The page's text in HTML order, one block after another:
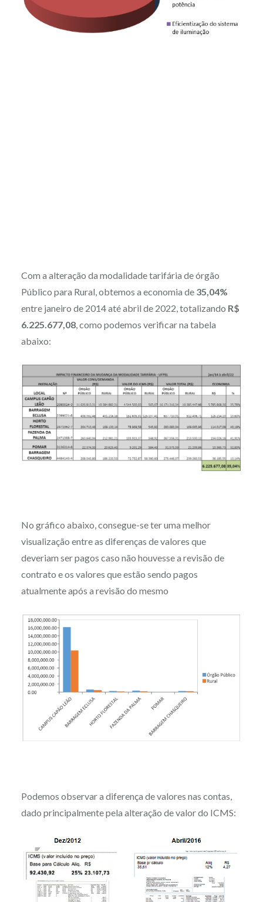
Com a alteração da modalidade tarifária de órgão
Público para Rural, obtemos a economia de35,04%
entre janeiro de 2014 até abril de 2022, totalizando R$
6.225.677,08, como podemos verificar na tabela
abaixo:
No gráfico abaixo, consegue-se ter uma melhor
visualização entre as diferenças de valores que
deveriam ser pagos caso não houvesse a revisão de
contrato e os valores que estão sendo pagos
atualmente após a revisão do mesmo
Podemos observar a diferença de valores nas contas,
dado principalmente pela alteração de valor do ICMS: